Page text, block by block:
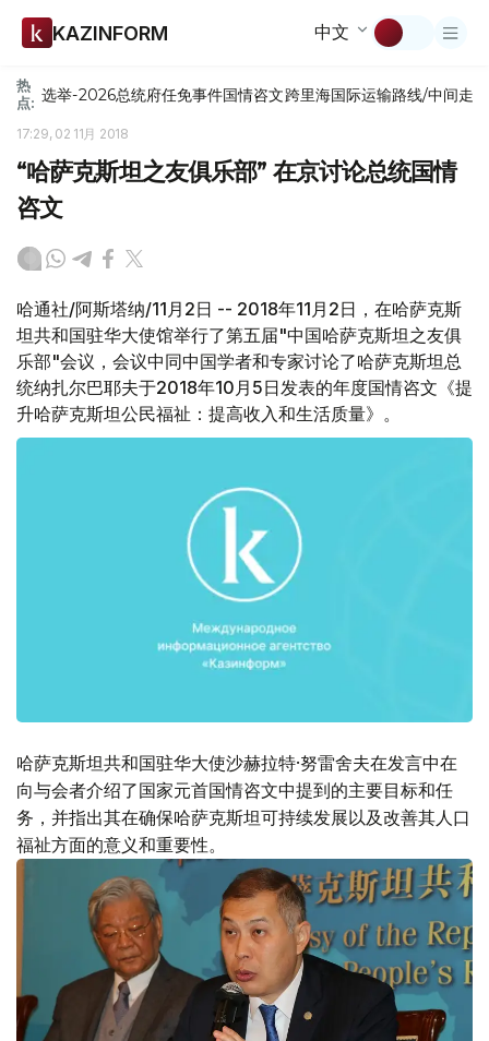
KAZINFORM 中文
热
点: 选举-2026总统府任免事件国情咨文跨里海国际运输路线/中间走廊
17:29, 02 11月 2018
“哈萨克斯坦之友俱乐部” 在京讨论总统国情
咨文
哈通社/阿斯塔纳/11月2日 -- 2018年11月2日，在哈萨克斯
坦共和国驻华大使馆举行了第五届"中国哈萨克斯坦之友俱
乐部"会议，会议中同中国学者和专家讨论了哈萨克斯坦总
统纳扎尔巴耶夫于2018年10月5日发表的年度国情咨文《提
升哈萨克斯坦公民福祉：提高收入和生活质量》。
哈萨克斯坦共和国驻华大使沙赫拉特·努雷舍夫在发言中在
向与会者介绍了国家元首国情咨文中提到的主要目标和任
务，并指出其在确保哈萨克斯坦可持续发展以及改善其人口
福祉方面的意义和重要性。